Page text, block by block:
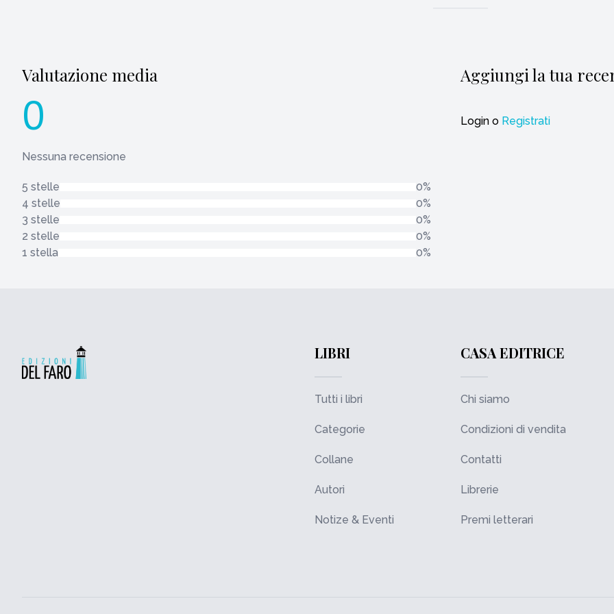
Valutazione media
0
Nessuna recensione
5 stelle
0%
4 stelle
0%
3 stelle
0%
2 stelle
0%
1 stella
0%
Aggiungi la tua
Login o Registrati
LIBRI
Tutti i libri
Categorie
Collane
Autori
Notize & Eventi
CASA EDITRICE
Chi siamo
Condizioni di vendita
Contatti
Librerie
Premi letterari